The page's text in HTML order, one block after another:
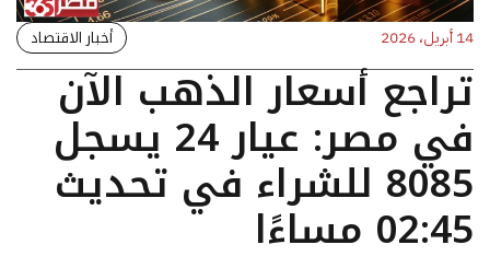
14 أبريل، 2026 أخبار الاقتصاد
تراجع أسعار الذهب الآن
في مصر: عيار 24 يسجل
8085 للشراء في تحديث
02:45 مساءًا